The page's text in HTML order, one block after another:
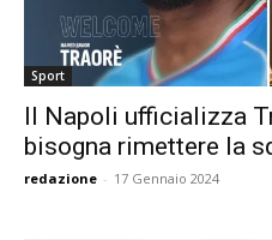
Sport
Il Napoli ufficializza
bisogna rimettere la
redazione - 17 Gennaio 2024